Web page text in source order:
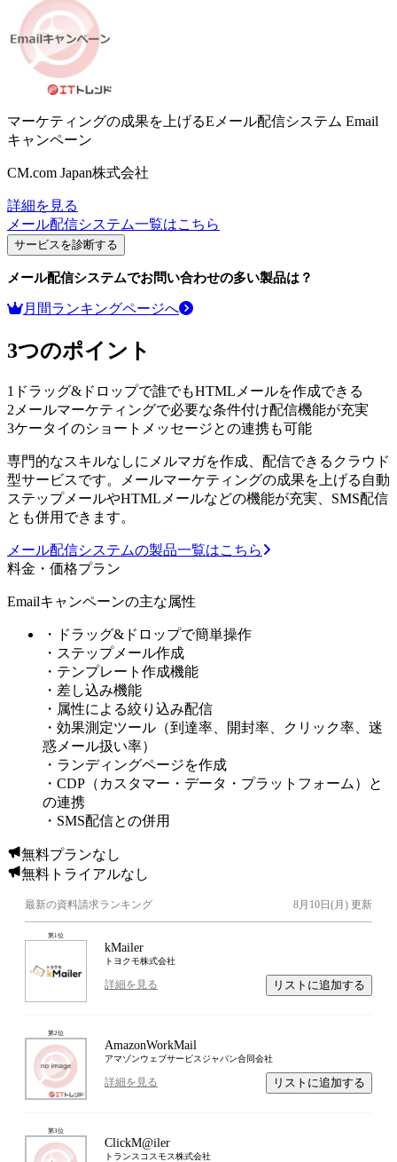
マーケティングの成果を上げるEメール配信システム Email
キャンペーン
CM.com Japan株式会社
詳細を見る
メール配信システム一覧はこちら
サービスを診断する
メール配信システムでお問い合わせの多い製品は？
月間ランキングページへ
3つのポイント
1 ドラッグ&ドロップで誰でもHTMLメールを作成できる
2 メールマーケティングで必要な条件付け配信機能が充実
3ケータイのショートメッセージとの連携も可能
専門的なスキルなしにメルマガを作成、配信できるクラウド
型サービスです。メールマーケティングの成果を上げる自動
ステップメールやHTMLメールなどの機能が充実、SMS配信
とも併用できます。
メール配信システムの製品一覧はこちら
料金・価格プラン
Emailキャンペーンの主な属性
・ドラッグ&ドロップで簡単操作
・ステップメール作成
・テンプレート作成機能
・差し込み機能
・属性による絞り込み配信
・効果測定ツール（到達率、開封率、クリック率、迷
惑メール扱い率）
・ランディングページを作成
・CDP（カスタマー・データ・プラットフォーム）と
の連携
・SMS配信との併用
無料プランなし
無料トライアルなし
最新の資料請求ランキング 8月10日(月) 更新
第1位
kMailer
トヨクモ株式会社
詳細を見る リストに追加する
第2位
AmazonWorkMail
アマゾンウェブサービスジャパン合同会社
詳細を見る リストに追加する
第3位
ClickM@iler
トランスコスモス株式会社